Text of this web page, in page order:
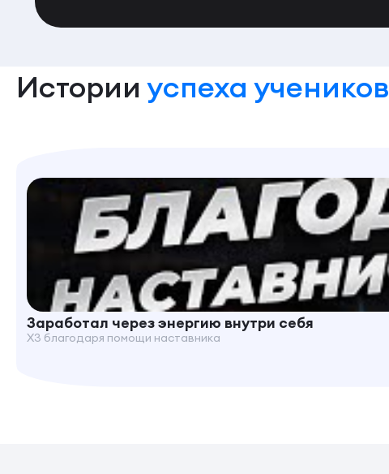
Истории успеха учеников
Заработал через энергию внутри себя
X3 благодаря помощи наставника